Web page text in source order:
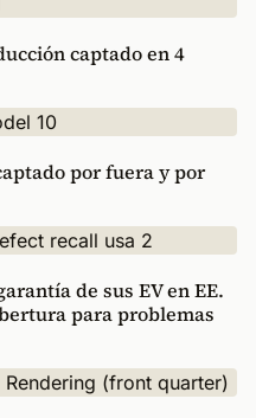
captado en 4
por fuera y por
de sus EV en EE.
para problemas